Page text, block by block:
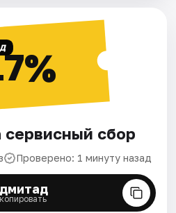
сервисный сбор
Проверено: 1 минуту назад